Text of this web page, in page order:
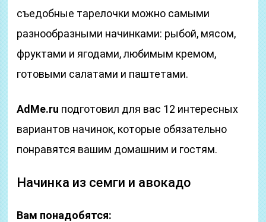
съедобные тарелочки можно самыми
разнообразными начинками: рыбой, мясом,
фруктами и ягодами, любимым кремом,
готовыми салатами и паштетами.
AdMe.ru подготовил для вас 12 интересных
вариантов начинок, которые обязательно
понравятся вашим домашним и гостям.
Начинка из семги и авокадо
Вам понадобятся: